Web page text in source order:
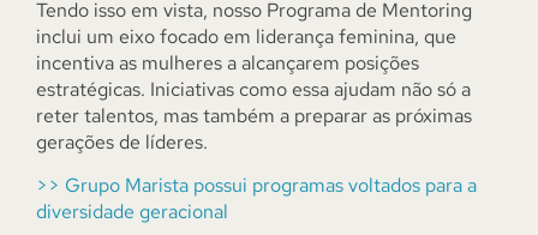
Tendo isso em vista, nosso Programa de Mentoring
inclui um eixo focado em liderança feminina, que
incentiva as mulheres a alcançarem posições
estratégicas. Iniciativas como essa ajudam não só a
reter talentos, mas também a preparar as próximas
gerações de líderes.
>> Grupo Marista possui programas voltados para a
diversidade geracional